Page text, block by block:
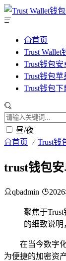
首页
Trust
Trust钱包
Trust钱包
Trust钱包下
昼/夜
首页 Trust钱
trust钱包
qbadmin
聚焦于
的细致说明
在当今数字
为便捷的加密资